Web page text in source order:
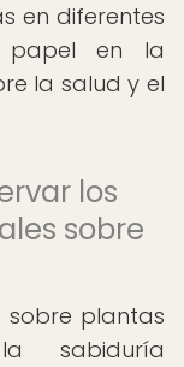
en diferentes
papel en la
la salud y el
los
sobre
sobre plantas
sabiduría